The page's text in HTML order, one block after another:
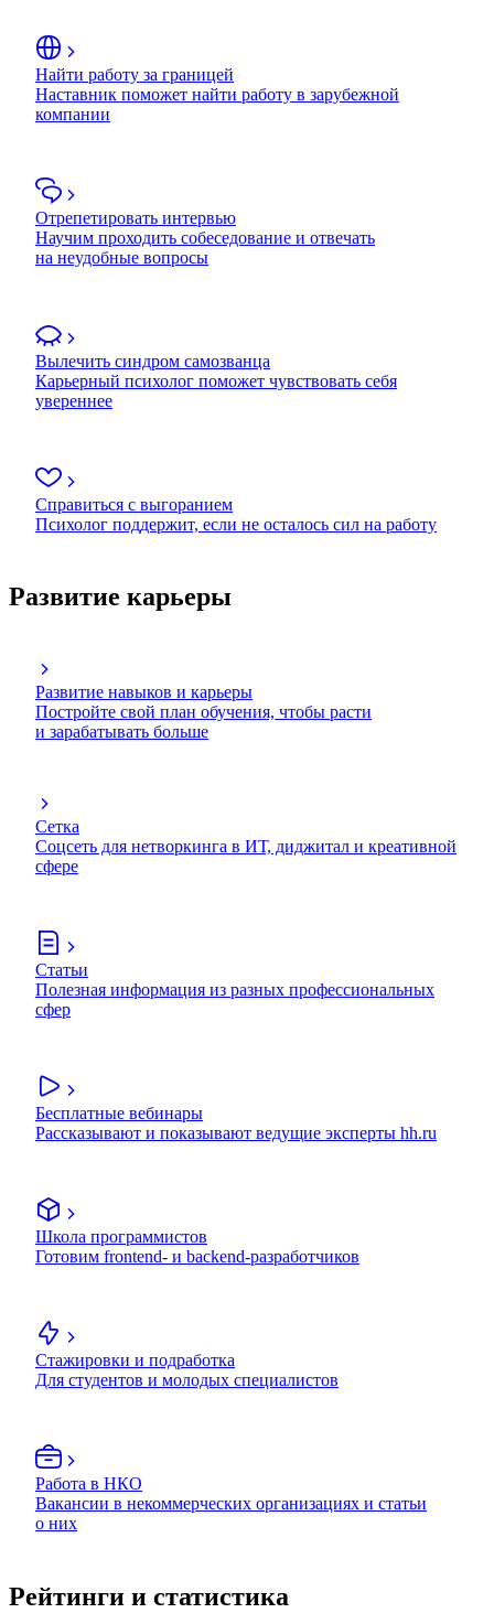
Найти работу за границей
Наставник поможет найти работу в зарубежной
компании
Отрепетировать интервью
Научим проходить собеседование и отвечать
на неудобные вопросы
Вылечить синдром самозванца
Карьерный психолог поможет чувствовать себя
увереннее
Справиться с выгоранием
Психолог поддержит, если не осталось сил на работу
Развитие карьеры
Развитие навыков и карьеры
Постройте свой план обучения, чтобы расти
и зарабатывать больше
Сетка
Соцсеть для нетворкинга в ИТ, диджитал и креативной
сфере
Статьи
Полезная информация из разных профессиональных
сфер
Бесплатные вебинары
Рассказывают и показывают ведущие эксперты hh.ru
Школа программистов
Готовим frontend- и backend-разработчиков
Стажировки и подработка
Для студентов и молодых специалистов
Работа в НКО
Вакансии в некоммерческих организациях и статьи
о них
Рейтинги и статистика